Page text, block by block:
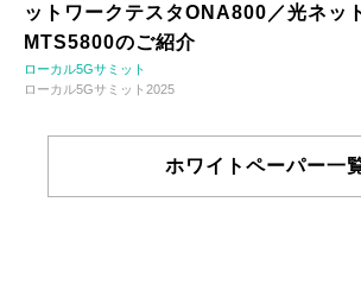
ットワークテスタONA800／光ネッ
MTS5800のご紹介
ローカル5Gサミット
ローカル5Gサミット2025
ホワイトペーパー一